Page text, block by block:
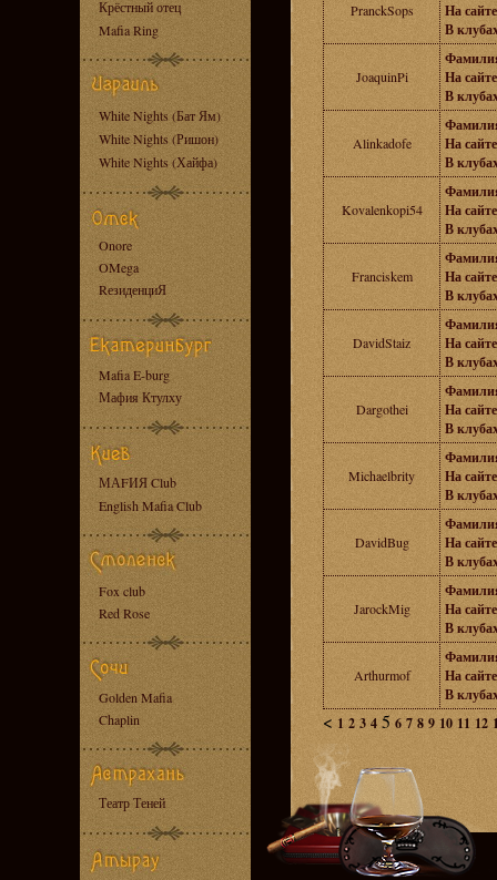
Крёстный отец
Mafia Ring
White Nights (Бат Ям)
White Nights (Ришон)
White Nights (Хайфа)
Onore
OMega
RезиденциЯ
Mafia E-burg
Мафия Ктулху
МАFИЯ Club
English Mafia Club
Fox club
Red Rose
Golden Mafia
Chaplin
Театр Теней
PranckSops
На
В
JoaquinPi
На
В
Alinkadofe
На
В
Kovalenkopi54
На
В
Franciskem
На
В
DavidStaiz
На
В
Dargothei
На
В
Michaelbrity
На
В
DavidBug
На
В
JarockMig
На
В
Arthurmof
На
В
< 1 2 3 4 5 6 7 8 9 10 11 12